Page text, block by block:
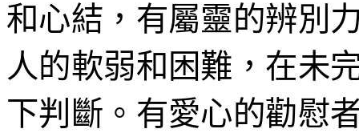
和心結，有屬靈的辨別
人的軟弱和困難，在未
下判斷。有愛心的勸慰